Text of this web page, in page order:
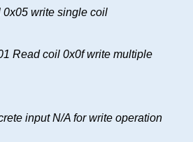
write single coil
Read coil 0x0f write multiple
input N/A for write operation